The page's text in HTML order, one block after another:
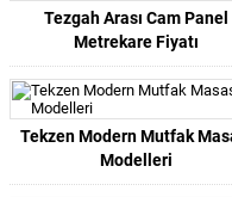
Tezgah Arası Cam Panel
Metrekare Fiyatı
Tekzen Modern Mutfak
Modelleri